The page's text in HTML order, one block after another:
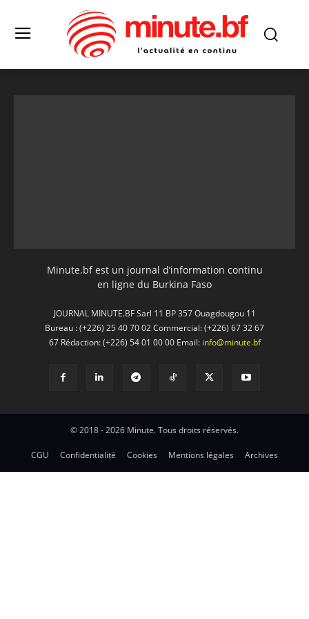
Minute.bf est un journal d’information continu
en ligne du Burkina Faso
JOURNAL MINUTE.BF Sarl 11 BP 357 Ouagdougou 11
Bureau : (+226) 25 40 70 02 Commercial: (+226) 67 32 67
67 Rédaction: (+226) 54 01 00 00 Email: info@minute.bf
© 2018 - 2026 Minute. Tous droits réservés.
CGU Confidentialité Cookies Mentions légales Archives